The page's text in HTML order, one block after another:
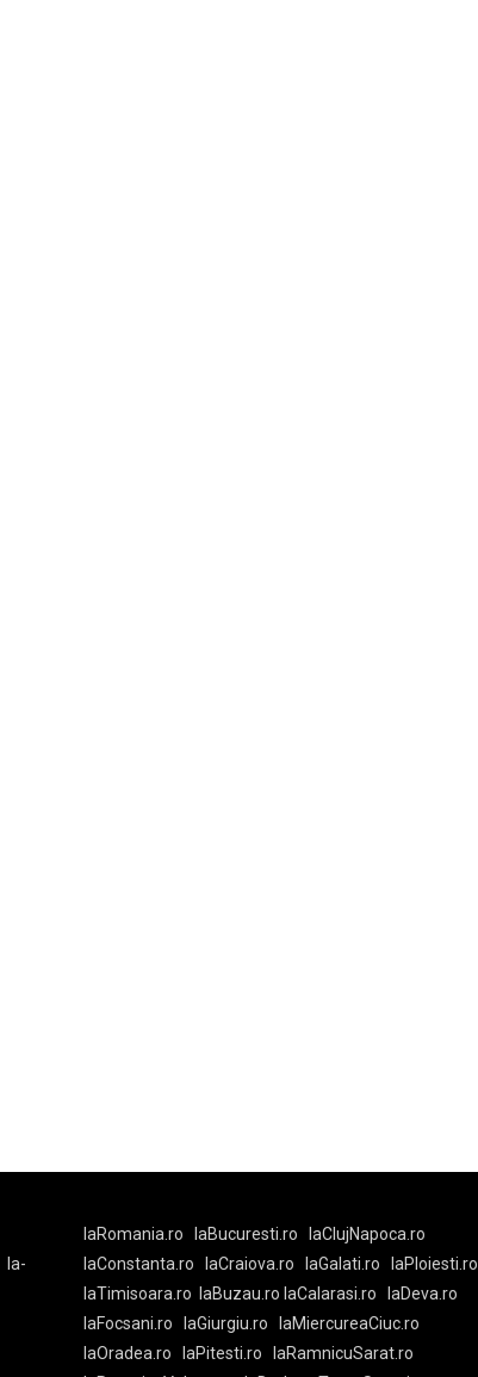
la-
laRomania.ro laBucuresti.ro
laClujNapoca.ro
laConstanta.ro
laCraiova.ro laGalati.ro
laPloiesti.ro
laTimisoara.ro
laBuzau.ro laCalarasi.ro
laDeva.ro
laFocsani.ro
laGiurgiu.ro
laMiercureaCiuc.ro
laOradea.ro
laPitesti.ro
laRamnicuSarat.ro